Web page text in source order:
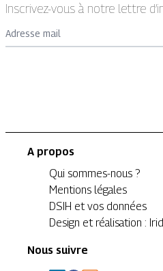
Inscrivez-vous à notre lettre
Adresse mail
A propos
Qui sommes-nous ?
Mentions légales
DSIH et vos données
Design et réalisation :
Nous suivre